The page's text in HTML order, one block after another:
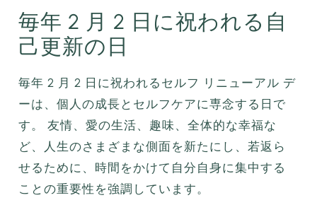
毎年 2 月 2 日に祝われる自
己更新の日
毎年 2 月 2 日に祝われるセルフ リニューアル デ
ーは、個人の成長とセルフケアに専念する日で
す。 友情、愛の生活、趣味、全体的な幸福な
ど、人生のさまざまな側面を新たにし、若返ら
せるために、時間をかけて自分自身に集中する
ことの重要性を強調しています。